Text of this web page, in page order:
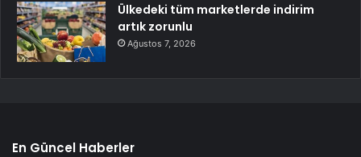
Ülkedeki tüm marketlerde indirim
artık zorunlu
Ağustos 7, 2026
En Güncel Haberler